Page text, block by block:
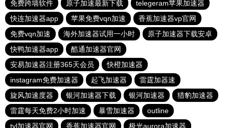
免费跨墙软件
原子加速最新下载
telegeram苹果加速器
快连加速器app
苹果免费vqn加速
香蕉加速器vp官网
免费vqn加速
海外加速器试用一小时
原子加速器下载安卓
快鸭加速器app
酷通加速器官网
安易加速器注册365天会员
快橙加速器
instagram免费加速器
起飞加速器
雷霆加器速
旋风加速度器
银河加速器下载 银河加速器
猎豹加速器
雷霆每天免费2小时加速
暴雪加速器
outline
tyl加速器官网
香蕉加速器官网 极光aurora加速器